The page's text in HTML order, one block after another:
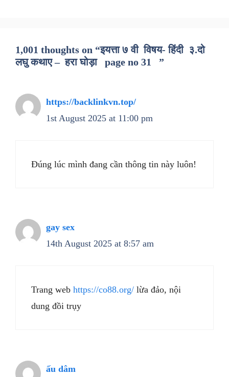
1,001 thoughts on “इयत्ता ७ वी विषय- हिंदी ३.दो
लघु कथाए – हरा घोड़ा page no 31 ”
https://backlinkvn.top/
1st August 2025 at 11:00 pm
Đúng lúc mình đang cần thông tin này luôn!
gay sex
14th August 2025 at 8:57 am
Trang web https://co88.org/ lừa đảo, nội
dung đồi trụy
ấu dâm